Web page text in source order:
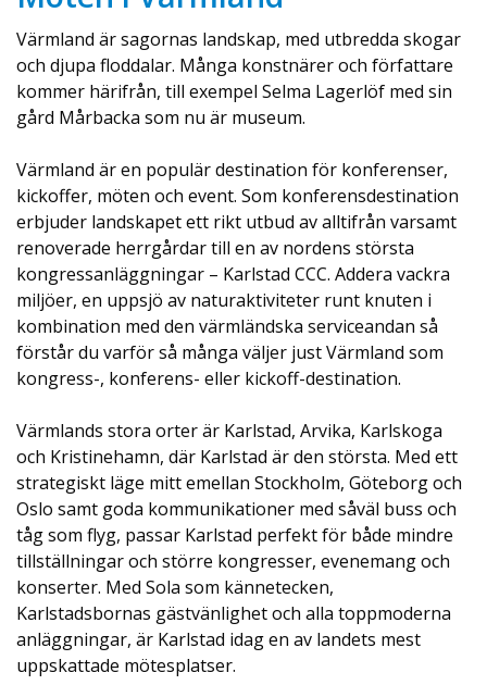
Fåtöljernas sittkomfort i kombination med
salongens akustik, ...
Värmland
Selma Spa
Konferensplatser: 400 Bäddar: 400
Behöver ditt företag en nystart? Kom till
Selma Spa för att få ny energi, bygga
Värmland är sagornas landskap, med utbredda skogar
och djupa floddalar. Många konstnärer och författare
kommer härifrån, till exempel Selma Lagerlöf med sin
gård Mårbacka som nu är museum.
Värmland är en populär destination för konferenser,
kickoffer, möten och event. Som konferensdestination
erbjuder landskapet ett rikt utbud av alltifrån varsamt
renoverade herrgårdar till en av nordens största
kongressanläggningar – Karlstad CCC. Addera vackra
miljöer, en uppsjö av naturaktiviteter runt knuten i
kombination med den värmländska serviceandan så
förstår du varför så många väljer just Värmland som
kongress-, konferens- eller kickoff-destination.
Värmlands stora orter är Karlstad, Arvika, Karlskoga
och Kristinehamn, där Karlstad är den största. Med ett
strategiskt läge mitt emellan Stockholm, Göteborg och
Oslo samt goda kommunikationer med såväl buss och
tåg som flyg, passar Karlstad perfekt för både mindre
tillställningar och större kongresser, evenemang och
konserter. Med Sola som kännetecken,
Karlstadsbornas gästvänlighet och alla toppmoderna
anläggningar, är Karlstad idag en av landets mest
uppskattade mötesplatser.